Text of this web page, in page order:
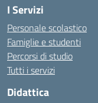
I Servizi
Personale scolastico
Famiglie e studenti
Percorsi di studio
Tutti i servizi
Didattica